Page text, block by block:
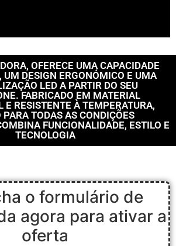
OFERECE UMA CAPACIDADE
UM DESIGN ERGONÓMICO E UMA
LED A PARTIR DO SEU
FABRICADO EM MATERIAL
E RESISTENTE À TEMPERATURA,
PARA TODAS AS CONDIÇÕES
FUNCIONALIDADE, ESTILO E
TECNOLOGIA
o formulário de
agora para ativar a
oferta